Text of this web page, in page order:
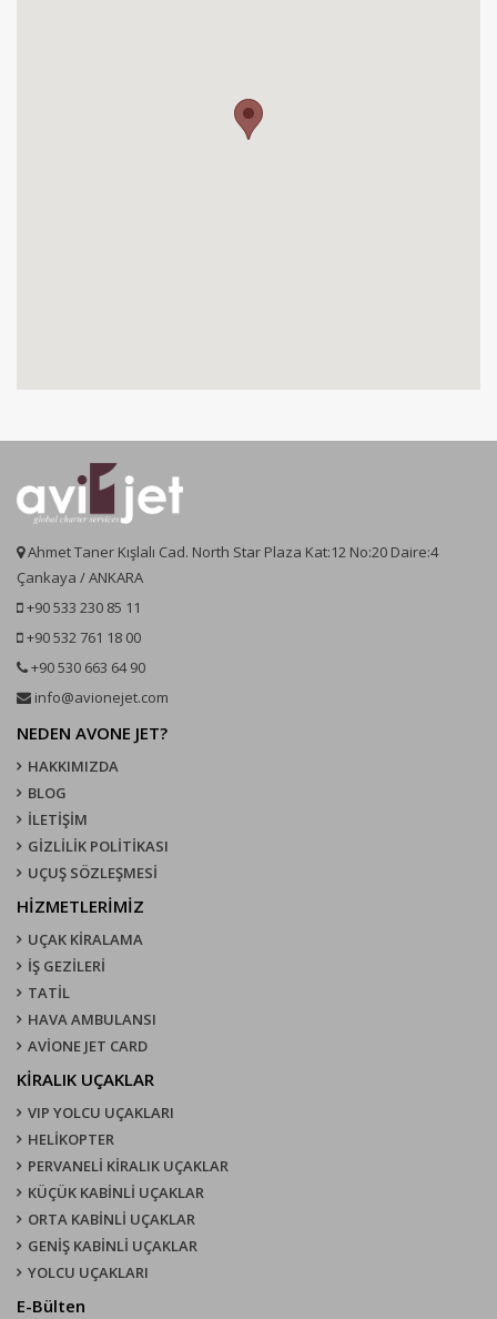
Ahmet Taner Kışlalı Cad. North Star Plaza Kat:12 No:20 Daire:4
Çankaya / ANKARA
+90 533 230 85 11
+90 532 761 18 00
+90 530 663 64 90
info@avionejet.com
NEDEN AVONE JET?
HAKKIMIZDA
BLOG
İLETİŞİM
GİZLİLİK POLİTİKASI
UÇUŞ SÖZLEŞMESI
HİZMETLERİMİZ
UÇAK KIRALAMA
İŞ GEZİLERİ
TATİL
HAVA AMBULANSI
AVİONE JET CARD
KIRALIK UÇAKLAR
VIP YOLCU UÇAKLARI
HELİKOPTER
PERVANELİ KİRALIK UÇAKLAR
KÜÇÜK KABİNLİ UÇAKLAR
ORTA KABİNLİ UÇAKLAR
GENİŞ KABİNLİ UÇAKLAR
YOLCU UÇAKLARI
E-Bülten